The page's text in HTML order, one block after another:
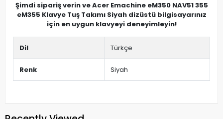
Şimdi sipariş verin ve Acer Emachine eM350 NAV51 355
eM355 Klavye Tuş Takımı Siyah dizüstü bilgisayarınız
için en uygun klavyeyi deneyimleyin!
Dil Türkçe
Renk Siyah